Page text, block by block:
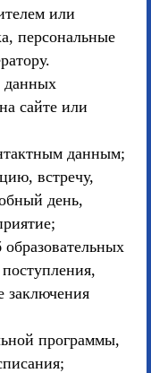
или
персональные
данных
сайте или
данным;
встречу,
день,
заключения
программы,